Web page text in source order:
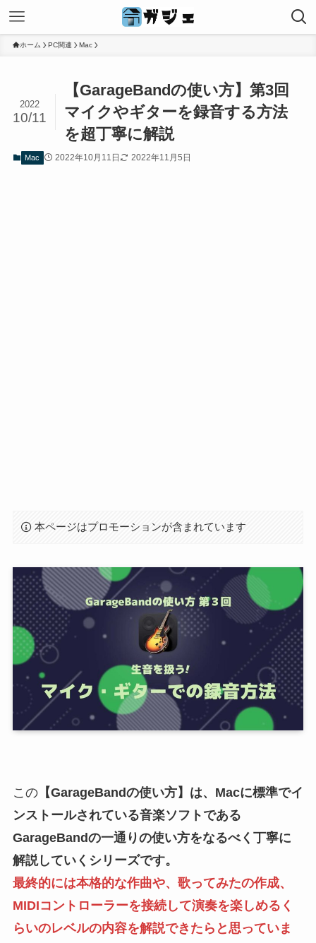
ホーム PC関連 Mac
【GarageBandの使い方】第3回
マイクやギターを録音する方法
を超丁寧に解説
2022
10/11
Mac 2022年10月11日 2022年11月5日
本ページはプロモーションが含まれています
この【GarageBandの使い方】は、Macに標準でイ
ンストールされている音楽ソフトである
GarageBandの一通りの使い方をなるべく丁寧に
解説していくシリーズです。
最終的には本格的な作曲や、歌ってみたの作成、
MIDIコントローラーを接続して演奏を楽しめるく
らいのレベルの内容を解説できたらと思っていま